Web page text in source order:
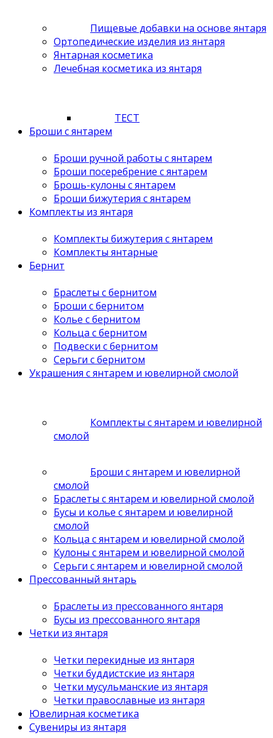
Пищевые добавки на основе янтаря
Ортопедические изделия из янтаря
Янтарная косметика
Лечебная косметика из янтаря
ТЕСТ
Броши с янтарем
Броши ручной работы с янтарем
Броши посеребрение с янтарем
Брошь-кулоны с янтарем
Броши бижутерия с янтарем
Комплекты из янтаря
Комплекты бижутерия с янтарем
Комплекты янтарные
Бернит
Браслеты с бернитом
Броши с бернитом
Колье с бернитом
Кольца с бернитом
Подвески с бернитом
Серьги с бернитом
Украшения с янтарем и ювелирной смолой
Комплекты с янтарем и ювелирной
смолой
Броши с янтарем и ювелирной
смолой
Браслеты с янтарем и ювелирной смолой
Бусы и колье с янтарем и ювелирной
смолой
Кольца с янтарем и ювелирной смолой
Кулоны с янтарем и ювелирной смолой
Серьги с янтарем и ювелирной смолой
Прессованный янтарь
Браслеты из прессованного янтаря
Бусы из прессованного янтаря
Четки из янтаря
Четки перекидные из янтаря
Четки буддистские из янтаря
Четки мусульманские из янтаря
Четки православные из янтаря
Ювелирная косметика
Сувениры из янтаря